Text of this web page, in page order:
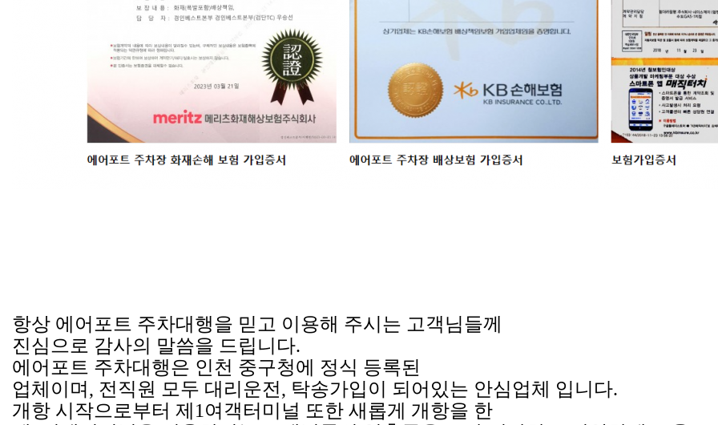
항상 에어포트 주차대행을 믿고 이용해 주시는 고객님들께
진심으로 감사의 말씀을 드립니다.
에어포트 주차대행은 인천 중구청에 정식 등록된
업체이며, 전직원 모두 대리운전, 탁송가입이 되어있는 안심업체 입니다.
개항 시작으로부터 제1여객터미널 또한 새롭게 개항을 한